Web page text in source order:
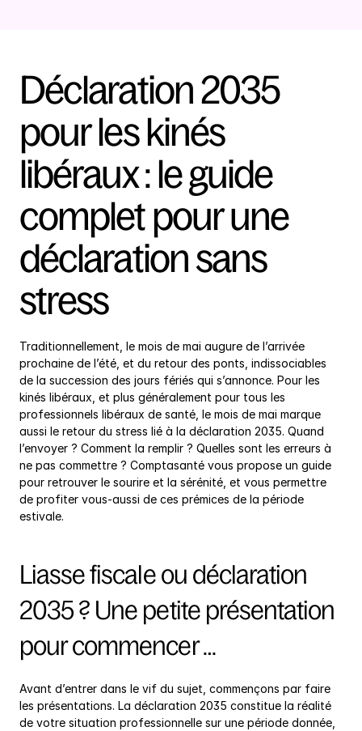
Déclaration 2035
pour les kinés
libéraux : le guide
complet pour une
déclaration sans
stress
Traditionnellement, le mois de mai augure de l’arrivée
prochaine de l’été, et du retour des ponts, indissociables
de la succession des jours fériés qui s’annonce. Pour les
kinés libéraux, et plus généralement pour tous les
professionnels libéraux de santé, le mois de mai marque
aussi le retour du stress lié à la déclaration 2035. Quand
l’envoyer ? Comment la remplir ? Quelles sont les erreurs à
ne pas commettre ? Comptasanté vous propose un guide
pour retrouver le sourire et la sérénité, et vous permettre
de profiter vous-aussi de ces prémices de la période
estivale.
Liasse fiscale ou déclaration
2035 ? Une petite présentation
pour commencer …
Avant d’entrer dans le vif du sujet, commençons par faire
les présentations. La déclaration 2035 constitue la réalité
de votre situation professionnelle sur une période donnée,